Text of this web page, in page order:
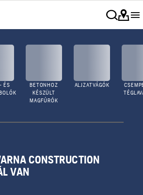
ÉS
BETONHOZ
KÉSZÜLT
MAGFÚRÓK
ALJZATVÁGÓK
CONSTRUCTION
VAN